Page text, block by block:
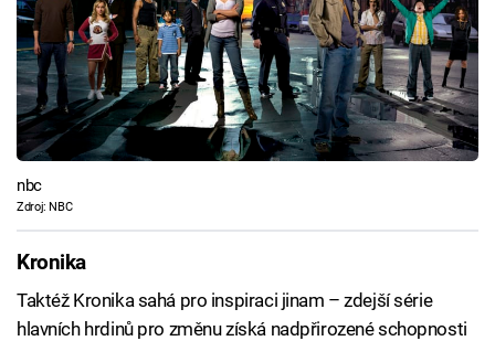
nbc
Zdroj: NBC
Kronika
Taktéž Kronika sahá pro inspiraci jinam – zdejší série
hlavních hrdinů pro změnu získá nadpřirozené schopnosti